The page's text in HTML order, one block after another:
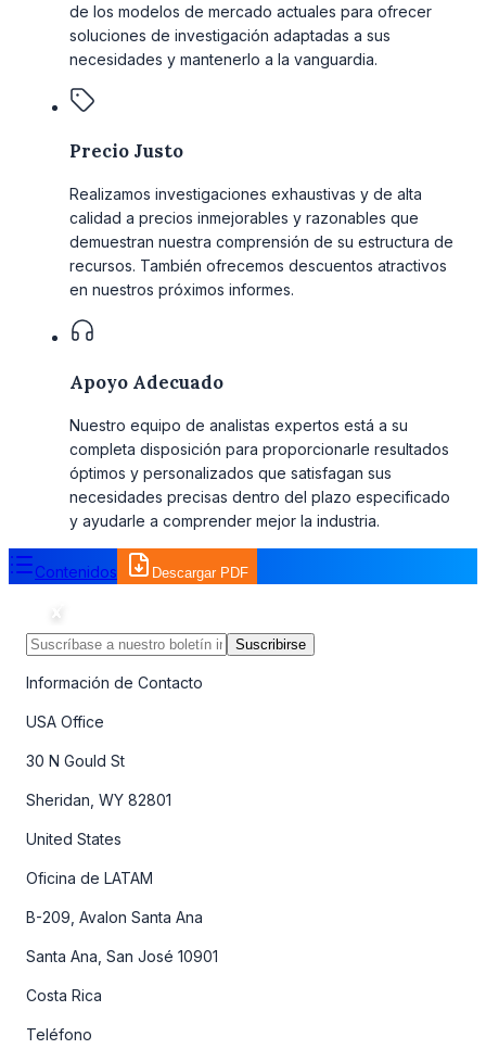
de los modelos de mercado actuales para ofrecer
soluciones de investigación adaptadas a sus
necesidades y mantenerlo a la vanguardia.
Precio Justo
Realizamos investigaciones exhaustivas y de alta
calidad a precios inmejorables y razonables que
demuestran nuestra comprensión de su estructura de
recursos. También ofrecemos descuentos atractivos
en nuestros próximos informes.
Apoyo Adecuado
Nuestro equipo de analistas expertos está a su
completa disposición para proporcionarle resultados
óptimos y personalizados que satisfagan sus
necesidades precisas dentro del plazo especificado
y ayudarle a comprender mejor la industria.
Contenidos Descargar PDF
Suscribirse
Información de Contacto
USA Office
30 N Gould St
Sheridan, WY 82801
United States
Oficina de LATAM
B-209, Avalon Santa Ana
Santa Ana, San José 10901
Costa Rica
Teléfono